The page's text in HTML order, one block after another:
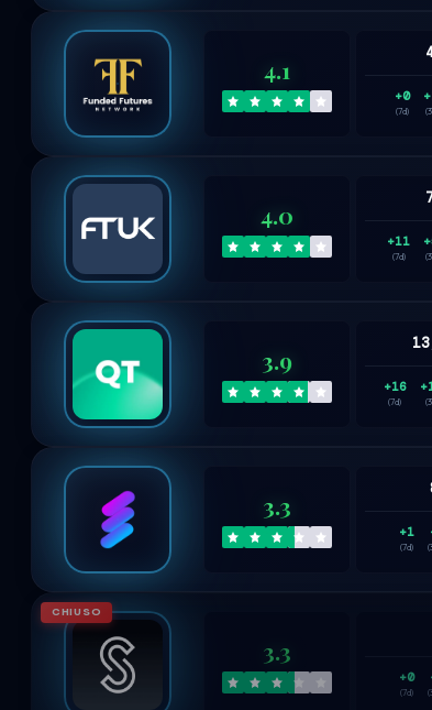
4.1
+0
(7d)
4.0
+11
(7d)
3.9
+16
(7d)
3.3
+1
(7d)
CHIUSO
3.3
+0
(7d)